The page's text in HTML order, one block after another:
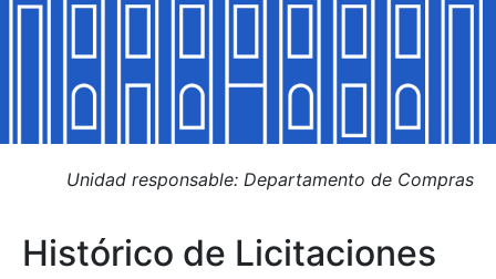
Mostrar/Ocultar
Mostrar/Ocultar
Mostrar/Ocultar
Mostrar/Ocultar
Unidad responsable: Departamento de Compras
Histórico de Licitaciones